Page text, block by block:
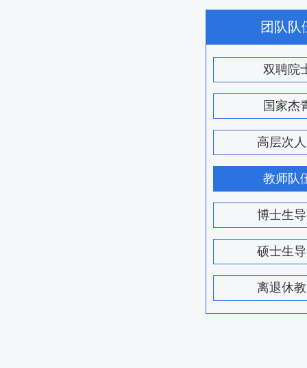
团队队
双聘院
国家杰
高层次
教师队
博士生
硕士生
离退休